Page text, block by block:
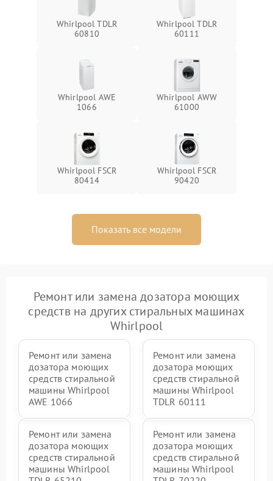
Whirlpool TDLR
60810
Whirlpool TDLR
60111
Whirlpool AWE
1066
Whirlpool AWW
61000
Whirlpool FSCR
80414
Whirlpool FSCR
90420
Показать все модели
Ремонт или замена дозатора моющих
средств на других стиральных машинах
Whirlpool
Ремонт или замена
дозатора моющих
средств стиральной
машины Whirlpool
AWE 1066
Ремонт или замена
дозатора моющих
средств стиральной
машины Whirlpool
TDLR 60111
Ремонт или замена
дозатора моющих
средств стиральной
машины Whirlpool
Ремонт или замена
дозатора моющих
средств стиральной
машины Whirlpool